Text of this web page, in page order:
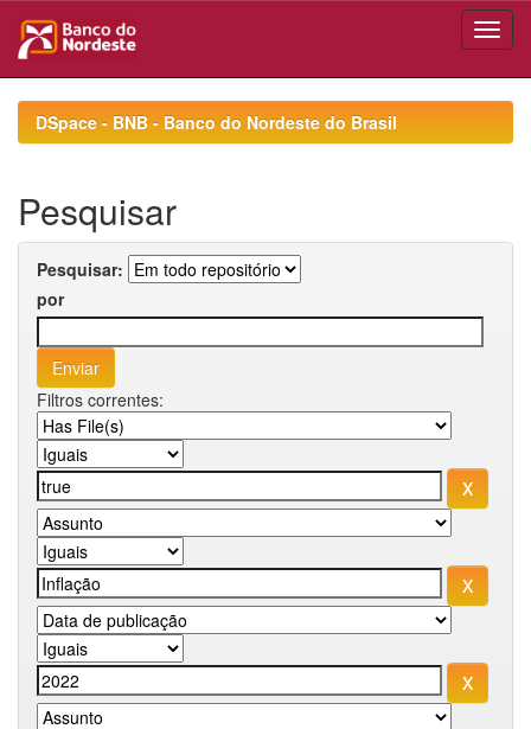
navigationDSpace - BNB - Banco do Nordeste do Brasil
Pesquisar
Pesquisar:
por
Filtros correntes: